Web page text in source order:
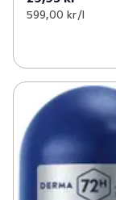
599,00 kr /l